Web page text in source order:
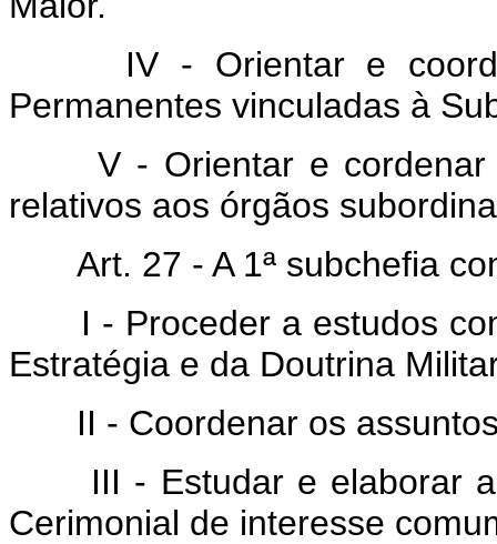
IV - Orientar e
Permanentes vinculadas à
V - Orientar e cordenar
relativos aos órgãos
Art. 27 - A 1ª subchefia
I - Proceder a estudos
Estratégia e da Doutrina
II - Coordenar os
III - Estudar e elaborar a
Cerimonial de interesse